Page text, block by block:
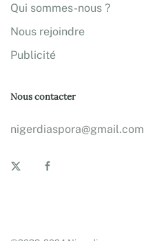
Qui sommes-nous ?
Nous rejoindre
Publicité
Nous contacter
nigerdiaspora@gmail.com